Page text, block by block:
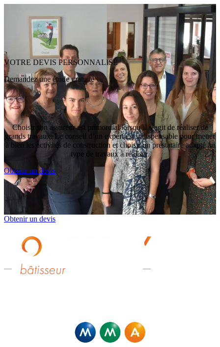
VOTRE DEVIS PERSONNALISÉ
Demandez une étude gratuite
Choisir son assureur est primordial lorsqu’il s’agit de réaliser de
grands travaux. Le conseil d’un expert est indispensable pour mener
à bien les activités de construction et choisir un prestataire adapté au
type de travaux à réaliser.
Obtenir un devis
Obtenir un devis